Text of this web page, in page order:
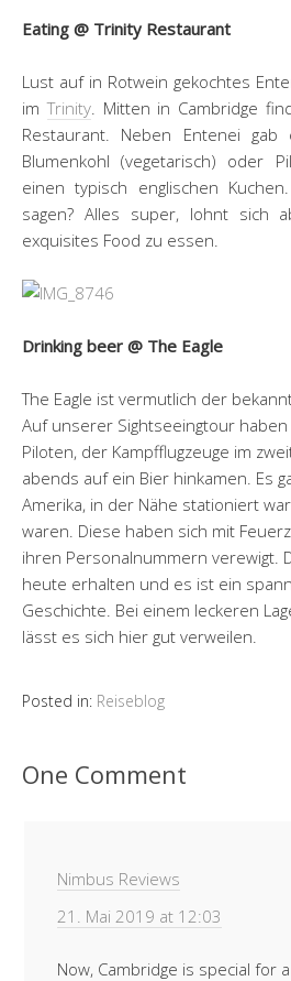
Eating @ Trinity Restaurant
Lust auf in Rotwein gekochtes
imTrinity. Mitten in Cambridge
Restaurant. Neben Entenei
Blumenkohl (vegetarisch) oder
einen typisch englischen
sagen? Alles super, lohnt sich
exquisites Food zu essen.
Drinking beer @ The Eagle
The Eagle ist vermutlich der
Auf unserer Sightseeingtour
Piloten, der Kampfflugzeuge im
abends auf ein Bier hinkamen. Es
Amerika, in der Nähe stationiert
waren. Diese haben sich mit
ihren Personalnummern verewigt.
heute erhalten und es ist ein
Geschichte. Bei einem leckeren
lässt es sich hier gut verweilen.
Posted in: Reiseblog
One Comment
Nimbus Reviews
21. Mai 2019 at 12:03
Now, Cambridge is special for